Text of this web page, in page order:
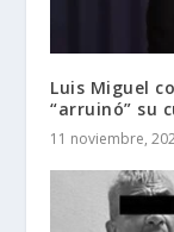
Luis Miguel
“arruinó” su
11 noviembre,